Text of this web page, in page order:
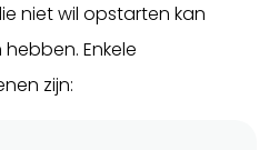
niet wil opstarten kan
Enkele
zijn: